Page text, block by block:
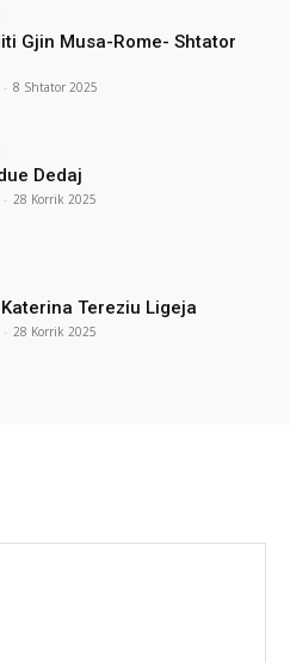
Gjin Musa-Rome- Shtator
- 8 Shtator 2025
Dedaj
- 28 Korrik 2025
Tereziu Ligeja
- 28 Korrik 2025